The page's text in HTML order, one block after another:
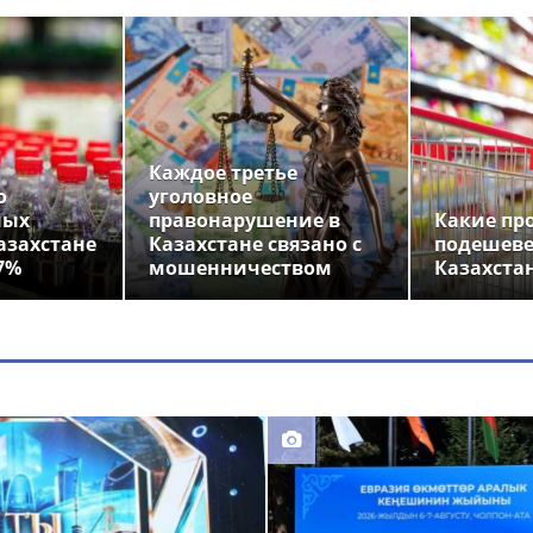
Каждое третье
уголовное
правонарушение в
Казахстане связано с
мошенничеством
Какие